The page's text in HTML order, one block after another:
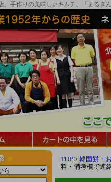
、手作りの美味しいキムチ、「まるきん
TOP > 韓国餅・
料・備考欄で連